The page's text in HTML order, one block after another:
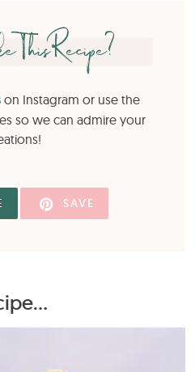
Recipe?
on Instagram or use the
so we can admire your
SAVE